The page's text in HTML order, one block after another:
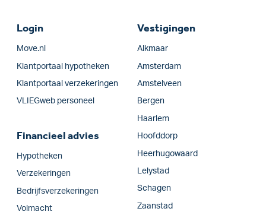
Login
Move.nl
Klantportaal hypotheken
Klantportaal verzekeringen
VLIEGweb personeel
Financieel advies
Hypotheken
Verzekeringen
Bedrijfs­verzekeringen
Volmacht
Vestigingen
Alkmaar
Amsterdam
Amstelveen
Bergen
Haarlem
Hoofddorp
Heerhugowaard
Lelystad
Schagen
Zaanstad